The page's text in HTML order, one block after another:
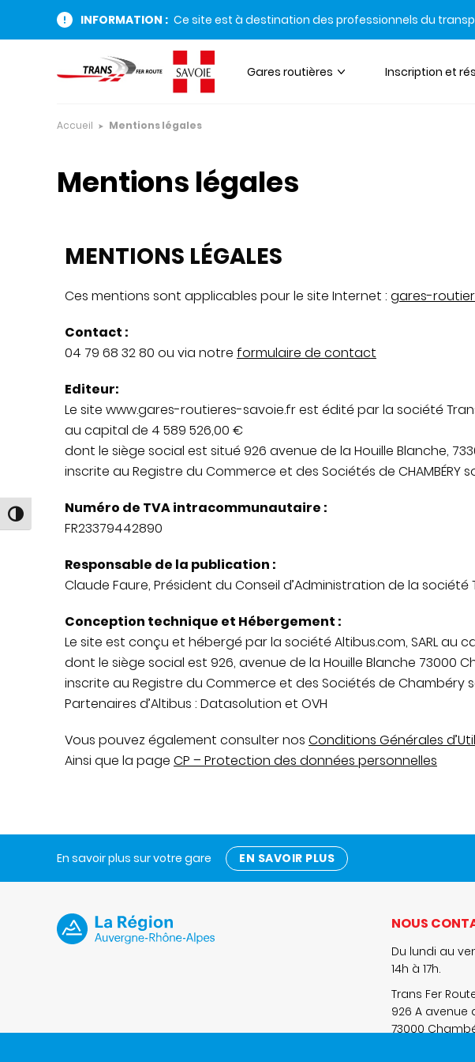
Passer en contraste élevé
INFORMATION : Ce site est à destination des professionnels du
Gares routières Inscription et
Accueil Mentions légales
Mentions légales
MENTIONS LÉGALES
Ces mentions sont applicables pour le site Internet : gares-
Contact :
04 79 68 32 80 ou via notre formulaire de contact
Editeur:
Le site www.gares-routieres-savoie.fr est édité par la société
au capital de 4 589 526,00 €
dont le siège social est situé 926 avenue de la Houille Blanche,
inscrite au Registre du Commerce et des Sociétés de CHAMBÉRY
Numéro de TVA intracommunautaire :
FR23379442890
Responsable de la publication :
Claude Faure, Président du Conseil d’Administration de la société
Conception technique et Hébergement :
Le site est conçu et hébergé par la société Altibus.com, SARL au
dont le siège social est 926, avenue de la Houille Blanche 73000
inscrite au Registre du Commerce et des Sociétés de Chambéry
Partenaires d’Altibus : Datasolution et OVH
Vous pouvez également consulter nos Conditions Générales
Ainsi que la page CP – Protection des données personnelles
En savoir plus sur votre gare EN SAVOIR PLUS
NOUS
Du lundi au
14h à 17h.
Trans Fer
926 A avenue
73000